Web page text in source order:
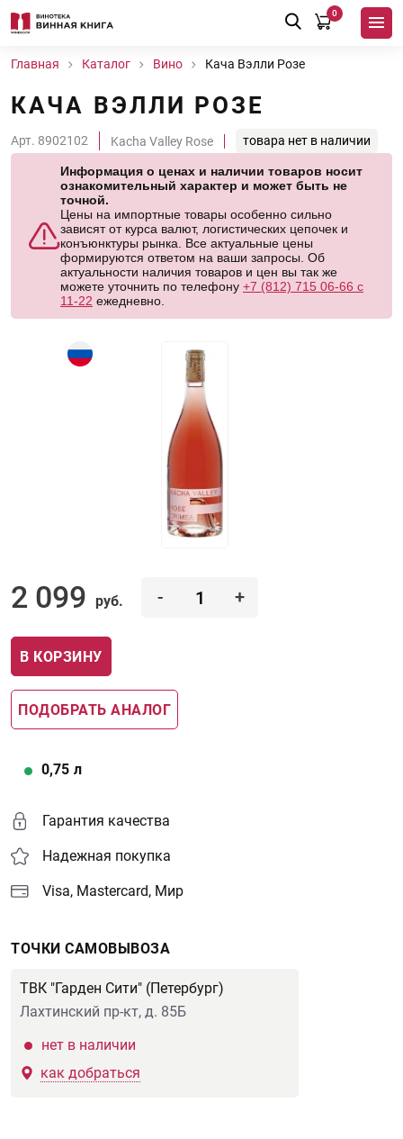
0
Главная Каталог Вино Кача Вэлли Розе
КАЧА ВЭЛЛИ РОЗЕ
Арт. 8902102 Kacha Valley Rose товара нет в наличии
Информация о ценах и наличии товаров носит
ознакомительный характер и может быть не
точной.
Цены на импортные товары особенно сильно
зависят от курса валют, логистических цепочек и
конъюнктуры рынка. Все актуальные цены
формируются ответом на ваши запросы. Об
актуальности наличия товаров и цен вы так же
можете уточнить по телефону +7 (812) 715 06-66 с
11-22 ежедневно.
2 099 руб. - +
В КОРЗИНУ
ПОДОБРАТЬ АНАЛОГ
0,75 л
Гарантия качества
Надежная покупка
Visa, Mastercard, Мир
ТОЧКИ САМОВЫВОЗА
ТВК "Гарден Сити" (Петербург)
Лахтинский пр-кт, д. 85Б
нет в наличии
как добраться